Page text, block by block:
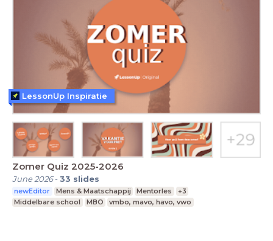
Zomer Quiz 2025-2026
June 2026-33 slides
newEditor Mens & Maatschappij Mentorles
+3
Middelbare school
MBO vmbo, mavo, havo, vwo
LessonUp Inspiratie